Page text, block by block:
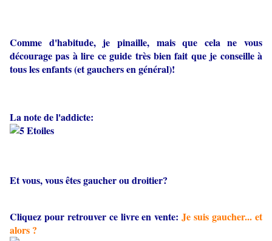
Comme d'habitude, je pinaille, mais que cela ne vous
décourage pas à lire ce guide très bien fait que je conseille à
tous les enfants (et gauchers en général)!
La note de l'addicte:
Et vous, vous êtes gaucher ou droitier?
Cliquez pour retrouver ce livre en vente:Je suis gaucher... et
alors ?